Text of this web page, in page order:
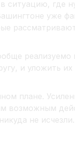
ситуацию, где
уже
реализуемо
и уложить
плане.
возможным
не исчезли.